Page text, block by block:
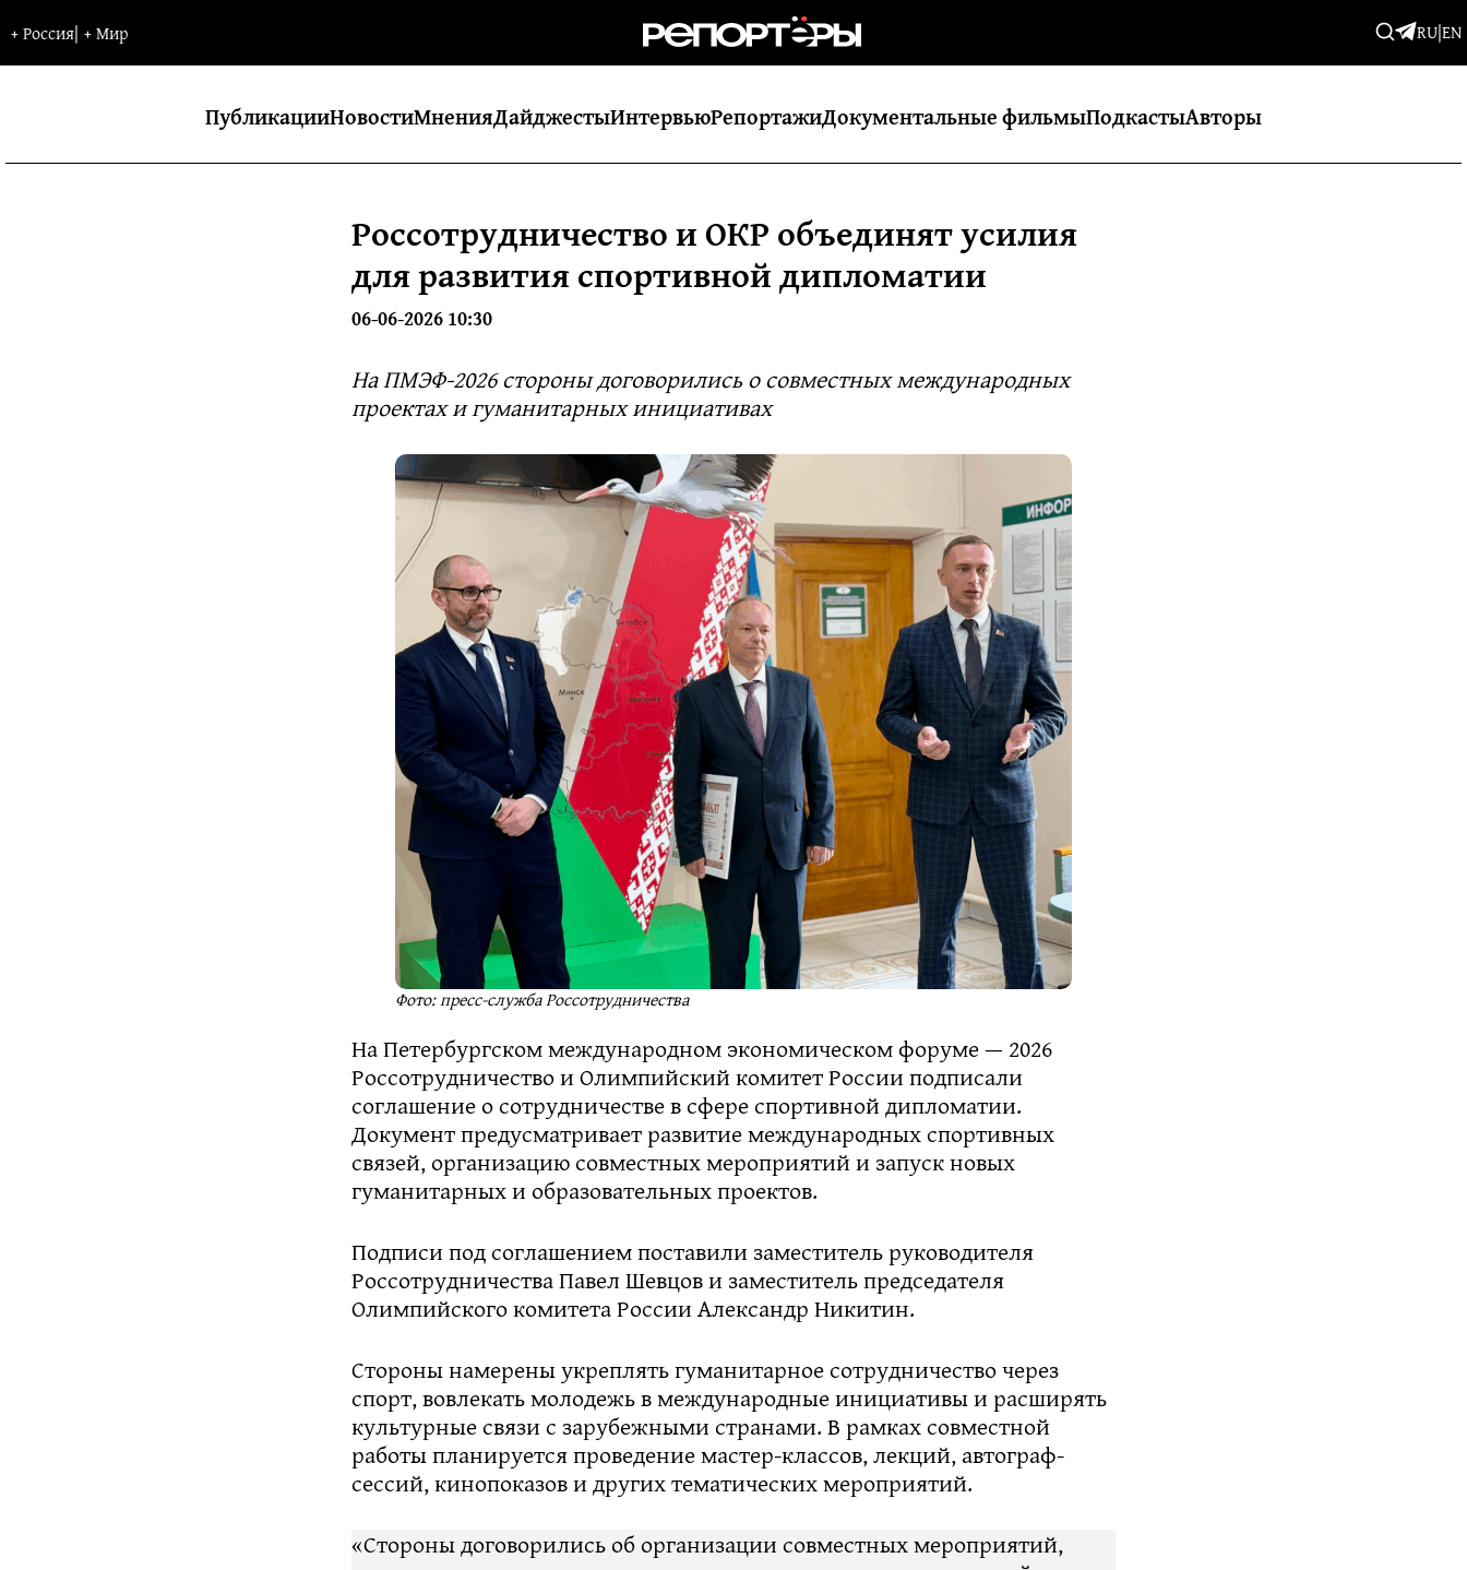
+Россия| +Мир RU|EN
ПубликацииНовостиМненияДайджестыИнтервьюРепортажиДокументальные фильмыПодкастыАвторы
Россотрудничество и ОКР объединят усилия
для развития спортивной дипломатии
06-06-2026 10:30
На ПМЭФ-2026 стороны договорились о совместных международных
проектах и гуманитарных инициативах
Фото: пресс-служба Россотрудничества
На Петербургском международном экономическом форуме — 2026
Россотрудничество и Олимпийский комитет России подписали
соглашение о сотрудничестве в сфере спортивной дипломатии.
Документ предусматривает развитие международных спортивных
связей, организацию совместных мероприятий и запуск новых
гуманитарных и образовательных проектов.
Подписи под соглашением поставили заместитель руководителя
Россотрудничества Павел Шевцов и заместитель председателя
Олимпийского комитета России Александр Никитин.
Стороны намерены укреплять гуманитарное сотрудничество через
спорт, вовлекать молодежь в международные инициативы и расширять
культурные связи с зарубежными странами. В рамках совместной
работы планируется проведение мастер-классов, лекций, автограф-
сессий, кинопоказов и других тематических мероприятий.
«Стороны договорились об организации совместных мероприятий,